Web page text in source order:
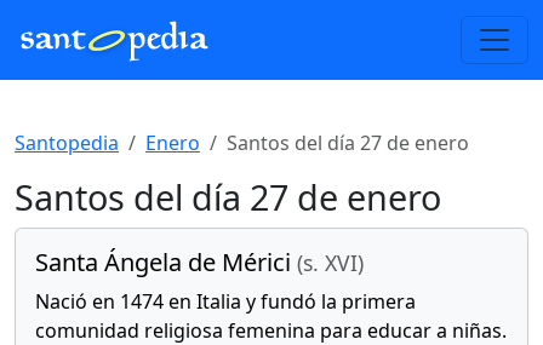
Santopedia Enero Santos del día 27 de enero
Santos del día 27 de enero
Santa Ángela de Mérici (s. XVI)
Nació en 1474 en Italia y fundó la primera
comunidad religiosa femenina para educar a niñas.